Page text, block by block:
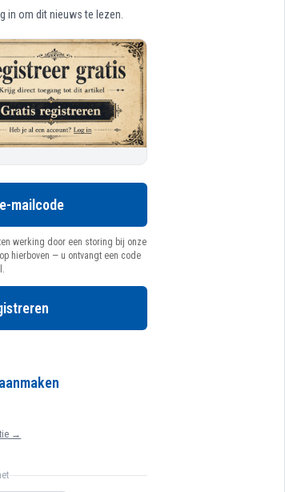
in om dit nieuws te lezen.
mailcode
werking door een storing bij onze
hierboven — u ontvangt een code
→